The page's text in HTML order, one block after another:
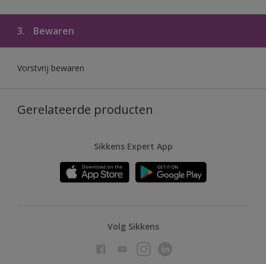
3. Bewaren
Vorstvrij bewaren
Gerelateerde producten
Sikkens Expert App
Volg Sikkens